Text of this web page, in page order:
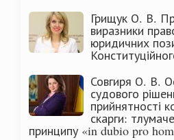
Грищук О. В.
виразники
юридичних
Совгиря О. В.
судового
прийнятності
скарги:
принципу «in dubio pro